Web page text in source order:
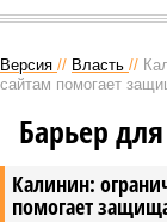
Версия // Власть //
сайтам помогает
Калинин:
помогает
Барьер